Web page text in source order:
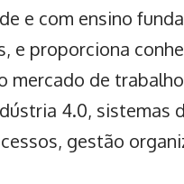
e com ensino
e proporciona
mercado de
4.0, sistemas
gestão